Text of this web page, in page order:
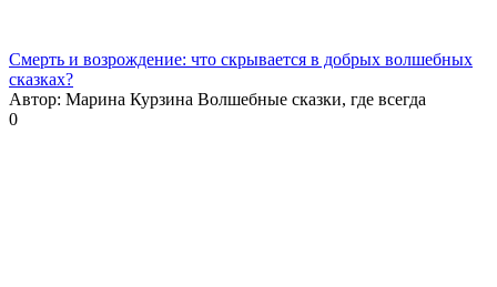
Смерть и возрождение: что скрывается в добрых волшебных
сказках?
Автор: Марина Курзина Волшебные сказки, где всегда
0